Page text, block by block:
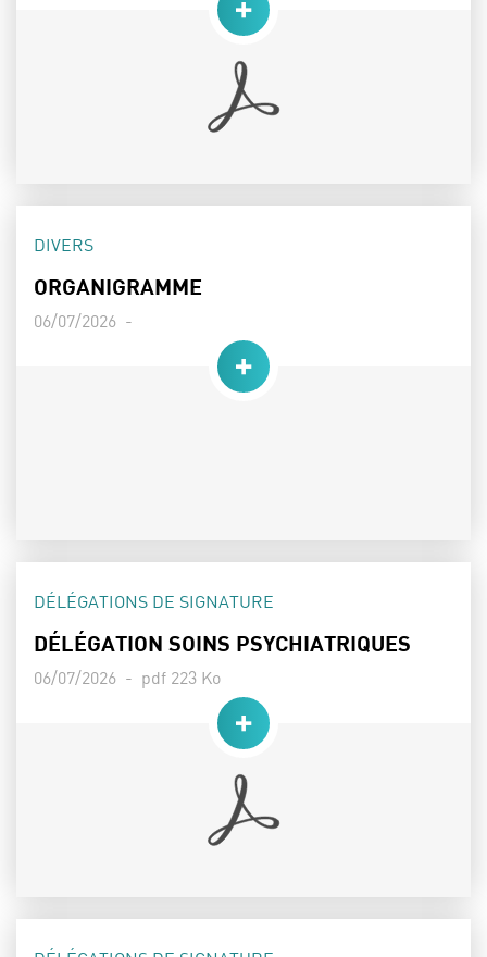
THÈME :
DIVERS
ORGANIGRAMME
Date de publication :
06/07/2026 -
THÈME :
DÉLÉGATIONS DE SIGNATURE
DÉLÉGATION SOINS PSYCHIATRIQUES
Date de publication :
06/07/2026 - Poids :
pdf 223 Ko